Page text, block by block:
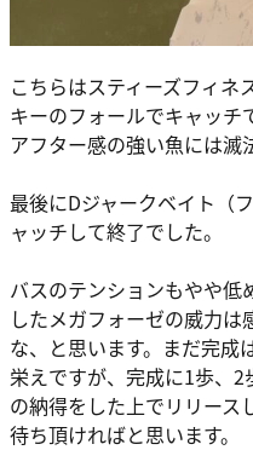
こちらはスティーズフィネ
キーのフォールでキャッチ
アフター感の強い魚には滅
最後にDジャークベイト（
ャッチして終了でした。
バスのテンションもやや低
したメガフォーゼの威力
な、と思います。まだ完成
栄えですが、完成に1歩、
の納得をした上でリリース
待ち頂ければと思います。